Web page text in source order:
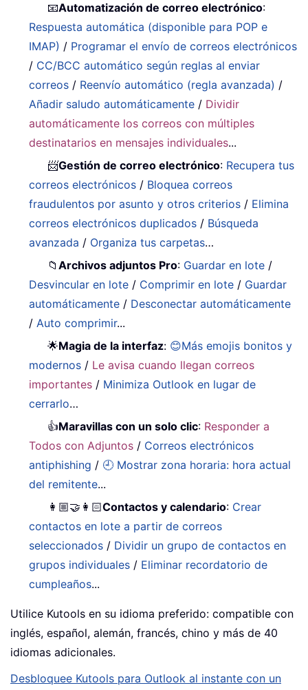
📧Automatización de correo electrónico:
Respuesta automática (disponible para POP e
IMAP) / Programar el envío de correos electrónicos
/ CC/BCC automático según reglas al enviar
correos / Reenvío automático (regla avanzada) /
Añadir saludo automáticamente / Dividir
automáticamente los correos con múltiples
destinatarios en mensajes individuales...
📨Gestión de correo electrónico: Recupera tus
correos electrónicos / Bloquea correos
fraudulentos por asunto y otros criterios / Elimina
correos electrónicos duplicados / Búsqueda
avanzada / Organiza tus carpetas…
📁Archivos adjuntos Pro: Guardar en lote /
Desvincular en lote / Comprimir en lote / Guardar
automáticamente / Desconectar automáticamente
/Auto comprimir...
🌟Magia de la interfaz: 😊Más emojis bonitos y
modernos / Le avisa cuando llegan correos
importantes / Minimiza Outlook en lugar de
cerrarlo…
👍Maravillas con un solo clic: Responder a
Todos con Adjuntos / Correos electrónicos
antiphishing / 🕘 Mostrar zona horaria: hora actual
del remitente...
👩🏼‍🤝‍👩🏻Contactos y calendario: Crear
contactos en lote a partir de correos
seleccionados / Dividir un grupo de contactos en
grupos individuales / Eliminar recordatorio de
cumpleaños...
Utilice Kutools en su idioma preferido: compatible con
inglés, español, alemán, francés, chino y más de 40
idiomas adicionales.
Desbloquee Kutools para Outlook al instante con un